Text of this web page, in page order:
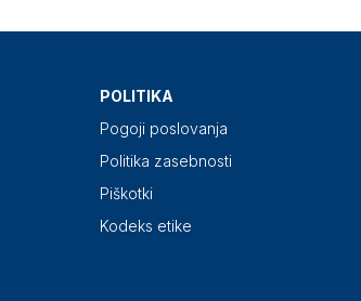
POLITIKA
Pogoji poslovanja
Politika zasebnosti
Piškotki
Kodeks etike